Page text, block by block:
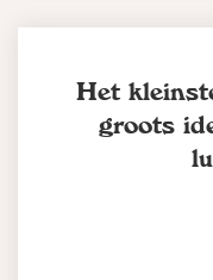
Het
groots